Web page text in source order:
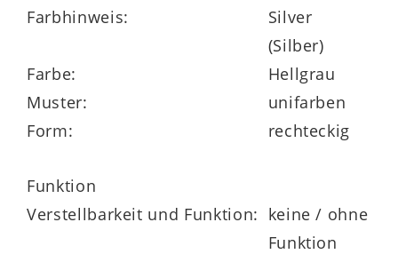
waschbar bis 30 Grad
nicht trocknergeeignet
nicht chemisch reinigen
Farbhinweis:
Silver
(Silber)
Farbe:
Hellgrau
Muster:
unifarben
Form:
rechteckig
Funktion
Verstellbarkeit und Funktion: keine / ohne
Funktion